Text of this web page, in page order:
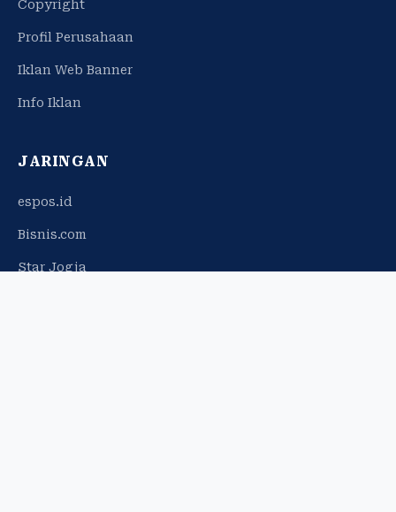
Copyright
Profil Perusahaan
Iklan Web Banner
Info Iklan
JARINGAN
espos.id
Bisnis.com
Star Jogja